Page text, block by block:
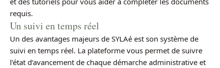
requis.
Un suivi en temps réel
Un des avantages majeurs de SYLAé est son système de
suivi en temps réel. La plateforme vous permet de suivre
l’état d’avancement de chaque démarche administrative et